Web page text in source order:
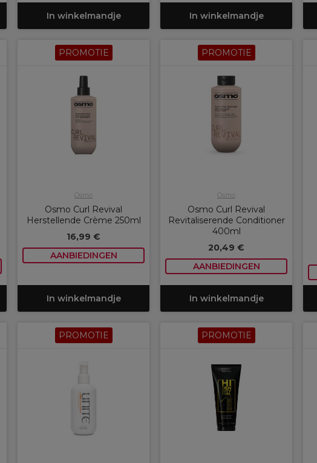
In winkelmandje In winkelmandje
PROMOTIE
Osmo
Osmo Curl Revival
Herstellende Crème 250ml
16,99 €
AANBIEDINGEN
In winkelmandje
PROMOTIE
Osmo
Osmo Curl Revival
Revitaliserende Conditioner
400ml
20,49 €
AANBIEDINGEN
In winkelmandje
PROMOTIE PROMOTIE